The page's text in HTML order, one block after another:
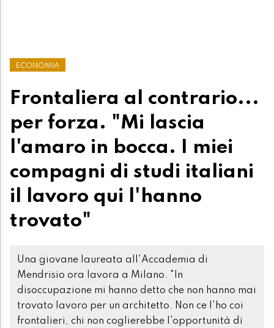
ECONOMIA
Frontaliera al contrario...
per forza. "Mi lascia
l'amaro in bocca. I miei
compagni di studi italiani
il lavoro qui l'hanno
trovato"
Una giovane laureata all'Accademia di
Mendrisio ora lavora a Milano. "In
disoccupazione mi hanno detto che non hanno mai
trovato lavoro per un architetto. Non ce l'ho coi
frontalieri, chi non coglierebbe l'opportunità di